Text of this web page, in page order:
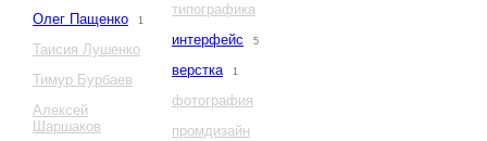
Олег Пащенко 1
Таисия Лушенко
Тимур Бурбаев
Алексей
Шаршаков
типографика
интерфейс
5
верстка 1
фотография
промдизайн